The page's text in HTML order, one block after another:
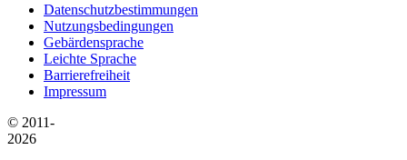
Datenschutzbestimmungen
Nutzungsbedingungen
Gebärdensprache
Leichte Sprache
Barrierefreiheit
Impressum
© 2011-
2026